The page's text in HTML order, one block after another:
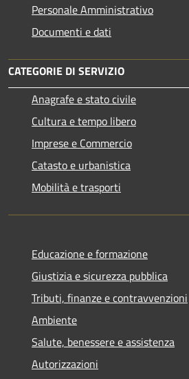
Personale Amministrativo
Documenti e dati
CATEGORIE DI SERVIZIO
Anagrafe e stato civile
Cultura e tempo libero
Imprese e Commercio
Catasto e urbanistica
Mobilità e trasporti
Educazione e formazione
Giustizia e sicurezza pubblica
Tributi, finanze e contravvenzioni
Ambiente
Salute, benessere e assistenza
Autorizzazioni